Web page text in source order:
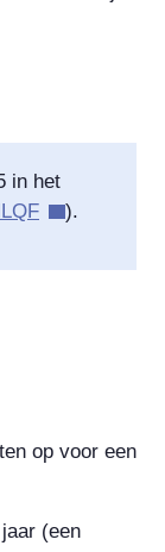
in het
).
op voor een
(een